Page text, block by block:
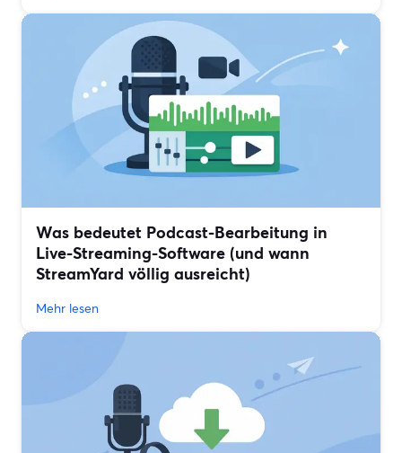
Was bedeutet Podcast-Bearbeitung in
Live-Streaming-Software (und wann
StreamYard völlig ausreicht)
Mehr lesen